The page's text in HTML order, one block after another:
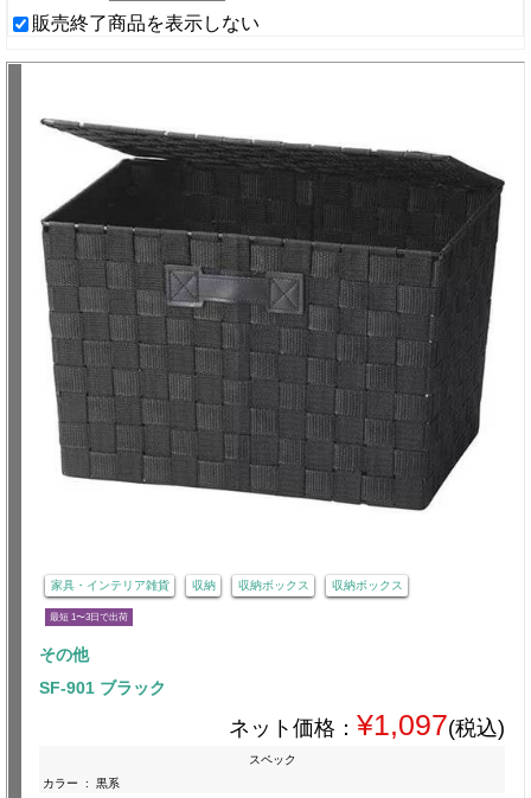
販売終了商品を表示しない
家具・インテリア雑貨 収納 収納ボックス 収納ボックス
最短 1〜3日で出荷
その他
SF-901 ブラック
ネット価格： ¥1,097(税込)
スペック
カラー
: 黒系